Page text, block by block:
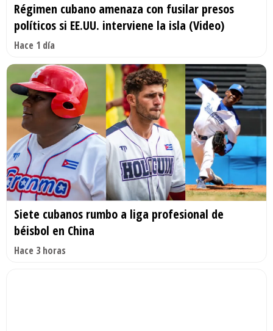
Régimen cubano amenaza con fusilar presos
políticos si EE.UU. interviene la isla (Video)
Hace 1 día
Siete cubanos rumbo a liga profesional de
béisbol en China
Hace 3 horas